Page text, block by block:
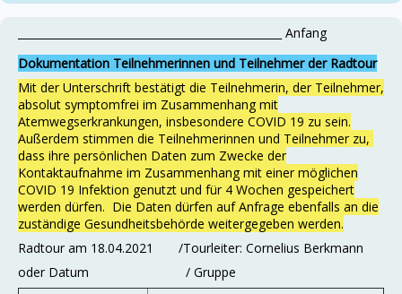
_________________________________________________ Anfang
Dokumentation Teilnehmerinnen und Teilnehmer der Radtour
Mit der Unterschrift bestätigt die Teilnehmerin, der Teilnehmer,
absolut symptomfrei im Zusammenhang mit
Atemwegserkrankungen, insbesondere COVID 19 zu sein.
Außerdem stimmen die Teilnehmerinnen und Teilnehmer zu,
dass ihre persönlichen Daten zum Zwecke der
Kontaktaufnahme im Zusammenhang mit einer möglichen
COVID 19 Infektion genutzt und für 4 Wochen gespeichert
werden dürfen. Die Daten dürfen auf Anfrage ebenfalls an die
zuständige Gesundheitsbehörde weitergegeben werden.
Radtour am 18.04.2021 /Tourleiter: Cornelius Berkmann
oder Datum / Gruppe